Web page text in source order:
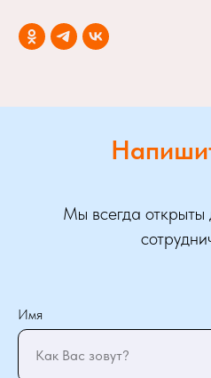
Мы всегда открыты
Имя
Как Вас зовут?